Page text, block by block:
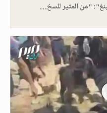
"من المثير للسخ…